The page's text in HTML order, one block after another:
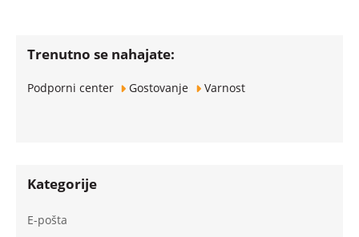
Trenutno se nahajate:
Podporni center Gostovanje Varnost
Kategorije
E-pošta